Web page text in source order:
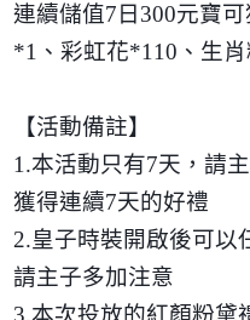
連續儲值7 日 300元寶
*1 、彩虹花*110 、生
【活動備註】
1.本活動只有7天，請
獲得連續7天的好禮
2.皇子時裝開啟後可以
請主子多加注意